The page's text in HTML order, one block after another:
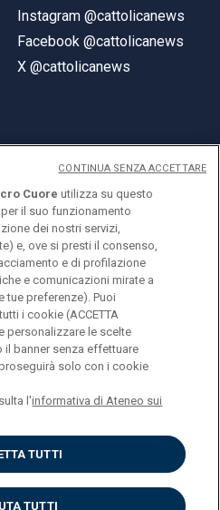
Instagram @cattolicanews
Facebook @cattolicanews
X @cattolicanews
Cuore
Cuore utilizza su questo
il suo funzionamento
dei nostri servizi,
e, ove si presti il consenso,
e di profilazione
e comunicazioni mirate a
tue preferenze). Puoi
i cookie (ACCETTA
personalizzare le scelte
il banner senza effettuare
solo con i cookie
l'informativa di Ateneo sui
TUTTI
TUTTI
CONTINUA SENZA ACCETTARE